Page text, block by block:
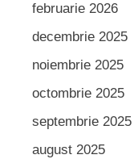
februarie 2026
decembrie 2025
noiembrie 2025
octombrie 2025
septembrie 2025
august 2025